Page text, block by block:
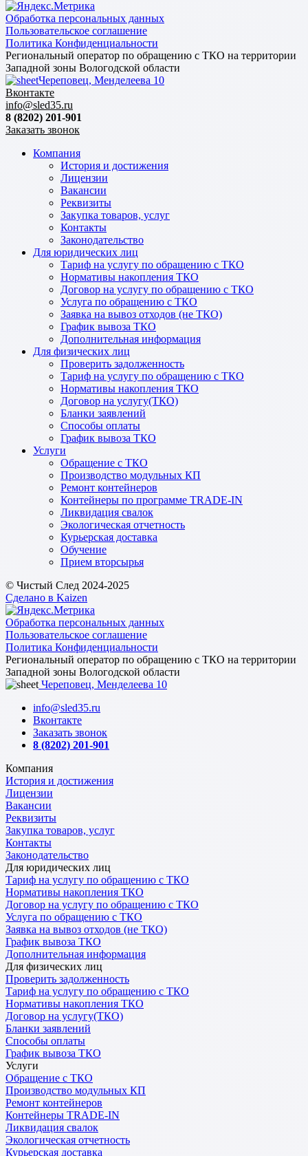
Обработка персональных данных
Пользовательское соглашение
Политика Конфиденциальности
Региональный оператор по обращению с ТКО на территории
Западной зоны Вологодской области
Череповец, Менделеева 10
Вконтакте
info@sled35.ru
8 (8202) 201-901
Заказать звонок
Компания
История и достижения
Лицензии
Вакансии
Реквизиты
Закупка товаров, услуг
Контакты
Законодательство
Для юридических лиц
Тариф на услугу по обращению с ТКО
Нормативы накопления ТКО
Договор на услугу по обращению с ТКО
Услуга по обращению с ТКО
Заявка на вывоз отходов (не ТКО)
График вывоза ТКО
Дополнительная информация
Для физических лиц
Проверить задолженность
Тариф на услугу по обращению с ТКО
Нормативы накопления ТКО
Договор на услугу(ТКО)
Бланки заявлений
Способы оплаты
График вывоза ТКО
Услуги
Обращение с ТКО
Производство модульных КП
Ремонт контейнеров
Контейнеры по программе TRADE-IN
Ликвидация свалок
Экологическая отчетность
Курьерская доставка
Обучение
Прием вторсырья
© Чистый След 2024-2025
Сделано в Kaizen
Обработка персональных данных
Пользовательское соглашение
Политика Конфиденциальности
Региональный оператор по обращению с ТКО на территории
Западной зоны Вологодской области
Череповец, Менделеева 10
info@sled35.ru
Вконтакте
Заказать звонок
8 (8202) 201-901
Компания
История и достижения
Лицензии
Вакансии
Реквизиты
Закупка товаров, услуг
Контакты
Законодательство
Для юридических лиц
Тариф на услугу по обращению с ТКО
Нормативы накопления ТКО
Договор на услугу по обращению с ТКО
Услуга по обращению с ТКО
Заявка на вывоз отходов (не ТКО)
График вывоза ТКО
Дополнительная информация
Для физических лиц
Проверить задолженность
Тариф на услугу по обращению с ТКО
Нормативы накопления ТКО
Договор на услугу(ТКО)
Бланки заявлений
Способы оплаты
График вывоза ТКО
Услуги
Обращение с ТКО
Производство модульных КП
Ремонт контейнеров
Контейнеры TRADE-IN
Ликвидация свалок
Экологическая отчетность
Курьерская доставка